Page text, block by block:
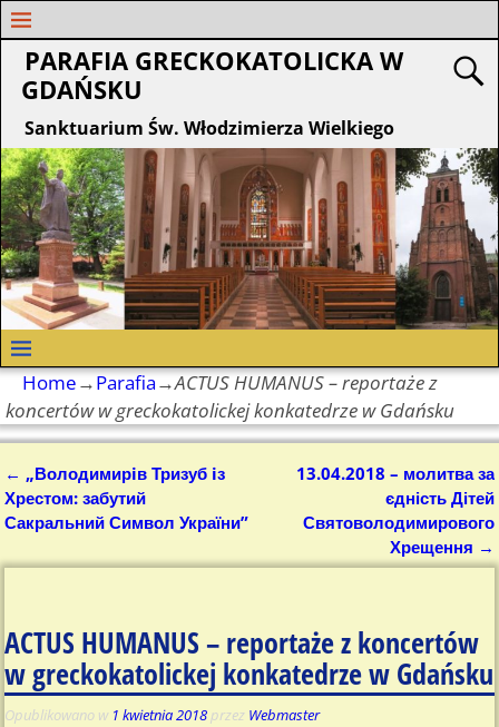
PARAFIA GRECKOKATOLICKA W
GDAŃSKU
Sanktuarium Św. Włodzimierza Wielkiego
Home→Parafia→ACTUS HUMANUS – reportaże z
koncertów w greckokatolickej konkatedrze w Gdańsku
Nawigacja
← „Володимирiв Тризуб iз
Хрестом: забутий
Сакральний Символ України”
13.04.2018 – молитва за
єдність Дітей
Святоволодимирового
Хрещення →
ACTUS HUMANUS – reportaże z koncertów
w greckokatolickej konkatedrze w Gdańsku
Opublikowano w 1 kwietnia 2018 przez Webmaster